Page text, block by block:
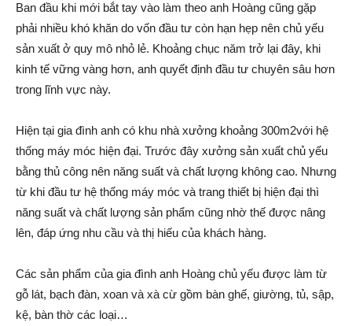
Ban đầu khi mới bắt tay vào làm theo anh Hoàng cũng gặp
phải nhiều kh‌ó khă‌n do vốn đầu tư còn hạn hẹp nên chủ yếu
sản xuất ở quy mô nhỏ lẻ. Khoảng chục năm trở lại đây, khi
kinh tế vững vàng hơn, anh quyết định đầu tư chuyên sâu hơn
trong lĩnh vực này.
Hiện tại gia đình anh có khu nhà xưởng khoảng 300m2với hệ
thống máy móc hiện đại. Trước đây xưởng sản xuất chủ yếu
bằng thủ công nên năng suất và chất lượng không cao. Nhưng
từ khi đầu tư hệ thống máy móc và trang thiết bị hiện đại thì
năng suất và chất lượng sản phẩm cũng nhờ thế được nâng
lên, đáp ứng nhu cầu và thị hiếu của khách hàng.
Các sản phẩm của gia đình anh Hoàng chủ yếu được làm từ
gỗ lát, bạch đàn, xoan và xà cừ gồm bàn ghế, giường, tủ, sập,
kệ, bàn thờ các loại…